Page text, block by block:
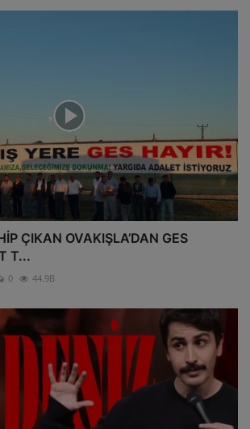
ÇIKAN OVAKIŞLA’DAN GES
T...
0 44.9B